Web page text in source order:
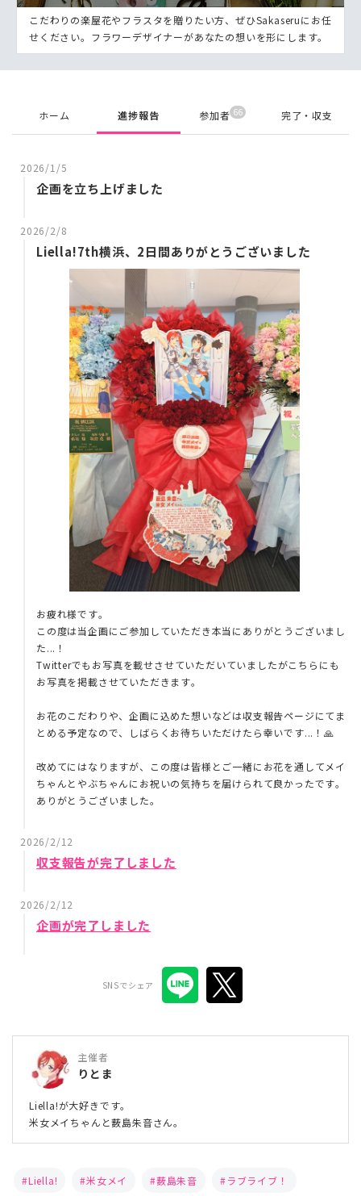
こだわりの楽屋花やフラスタを贈りたい方、ぜひSakaseruにお任
せください。フラワーデザイナーがあなたの想いを形にします。
ホーム 進捗報告 参加者 66 完了・収支
2026/1/5
企画を立ち上げました
2026/2/8
Liella!7th横浜、2日間ありがとうございました
お疲れ様です。
この度は当企画にご参加していただき本当にありがとうございまし
た...！
Twitterでもお写真を載せさせていただいていましたがこちらにも
お写真を掲載させていただきます。
お花のこだわりや、企画に込めた想いなどは収支報告ページにてま
とめる予定なので、しばらくお待ちいただけたら幸いです...！🙏
改めてにはなりますが、この度は皆様とご一緒にお花を通してメイ
ちゃんとやぶちゃんにお祝いの気持ちを届けられて良かったです。
ありがとうございました。
2026/2/12
収支報告が完了しました
2026/2/12
企画が完了しました
SNSでシェア
主催者
りとま
Liella!が大好きです。
米女メイちゃんと薮島朱音さん。
Liella! 米女メイ 薮島朱音 ラブライブ！